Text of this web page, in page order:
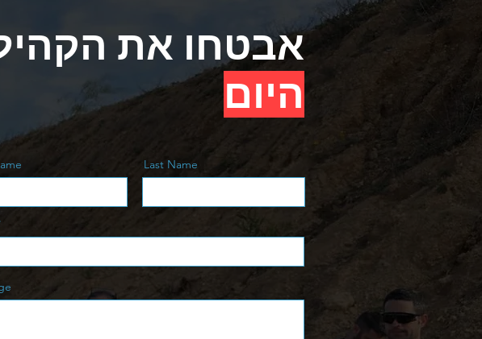
.אבטחו את
היום
Last Name